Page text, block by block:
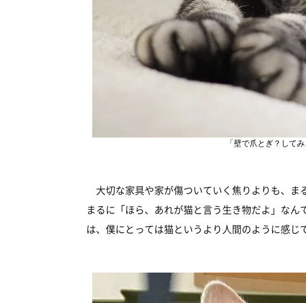
「壁で爪とぎ？して
大切な家具や家が傷ついていく焦りよりも、ま
まるに「ほら、あれが猫と言う生き物だよ」な
は、僕にとっては猫というより人間のように感じ